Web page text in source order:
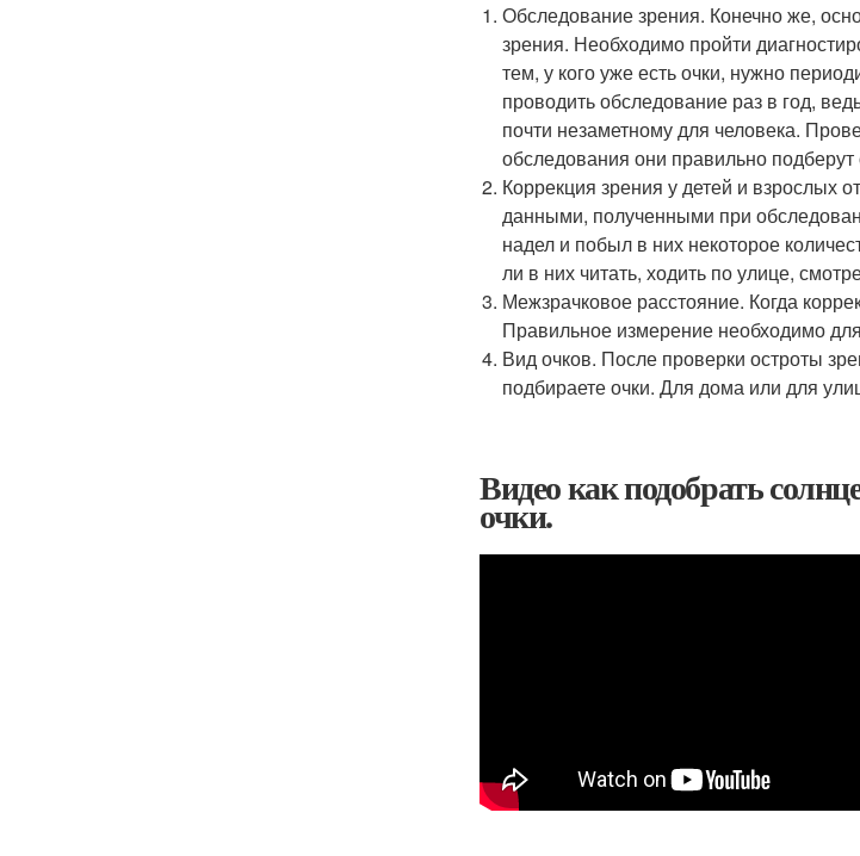
Обследование зрения. Конечно же,
зрения. Необходимо пройти
тем, у кого уже есть очки, нужно
проводить обследование раз в год,
почти незаметному для человека.
обследования они правильно подберут
Коррекция зрения у детей и взрослых
данными, полученными при
надел и побыл в них некоторое
ли в них читать, ходить по улице,
Межзрачковое расстояние. Когда
Правильное измерение необходимо
Вид очков. После проверки остроты
подбираете очки. Для дома или для
Видео как подобрать
очки.